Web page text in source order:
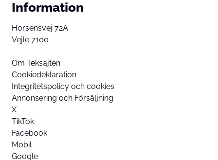
Information
Horsensvej 72A
Vejle 7100
Om Teksajten
Cookiedeklaration
Integritetspolicy och cookies
Annonsering och Försäljning
X
TikTok
Facebook
Mobil
Google